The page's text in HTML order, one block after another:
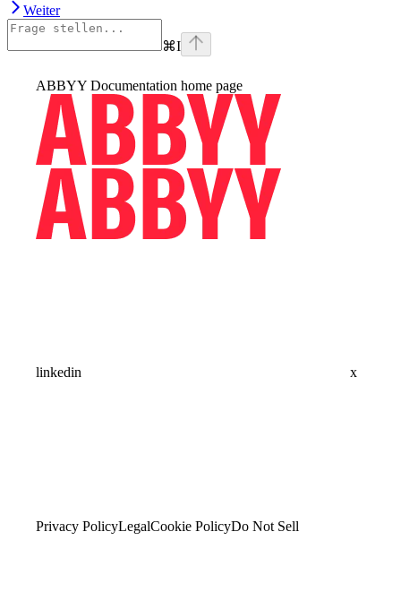
Weiter
⌘I
ABBYY Documentation home page
linkedin x
Privacy PolicyLegalCookie PolicyDo Not Sell